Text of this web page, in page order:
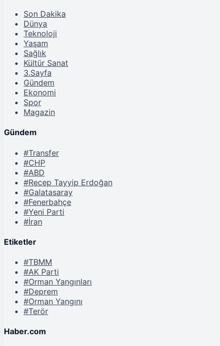
Son Dakika
Dünya
Teknoloji
Yaşam
Sağlık
Kültür Sanat
3.Sayfa
Gündem
Ekonomi
Spor
Magazin
Gündem
#Transfer
#CHP
#ABD
#Recep Tayyip Erdoğan
#Galatasaray
#Fenerbahçe
#Yeni Parti
#İran
Etiketler
#TBMM
#AK Parti
#Orman Yangınları
#Deprem
#Orman Yangını
#Terör
Haber.com